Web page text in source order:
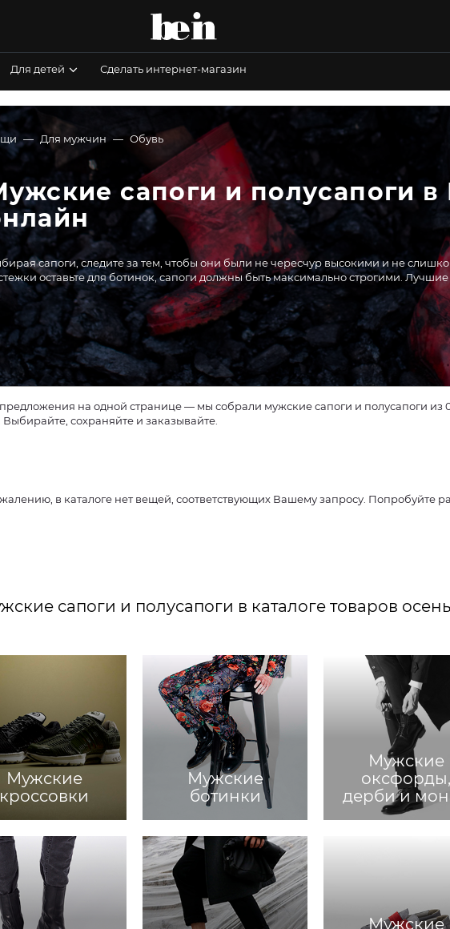
Для детей Сделать интернет-магазин
Для мужчин Обувь
сапоги и полусапоги
сапоги, следите за тем, чтобы они были не чересчур высокими и не
оставьте для ботинок, сапоги должны быть максимально строгими.
на одной странице — мы собрали мужские сапоги и полусапоги из
сохраняйте и заказывайте.
в каталоге нет вещей, соответствующих Вашему запросу. Попробуйте
сапоги и полусапоги в каталоге товаров
Мужские
кроссовки
Мужские
ботинки
Мужские
оксфорды,
дерби и
Мужские